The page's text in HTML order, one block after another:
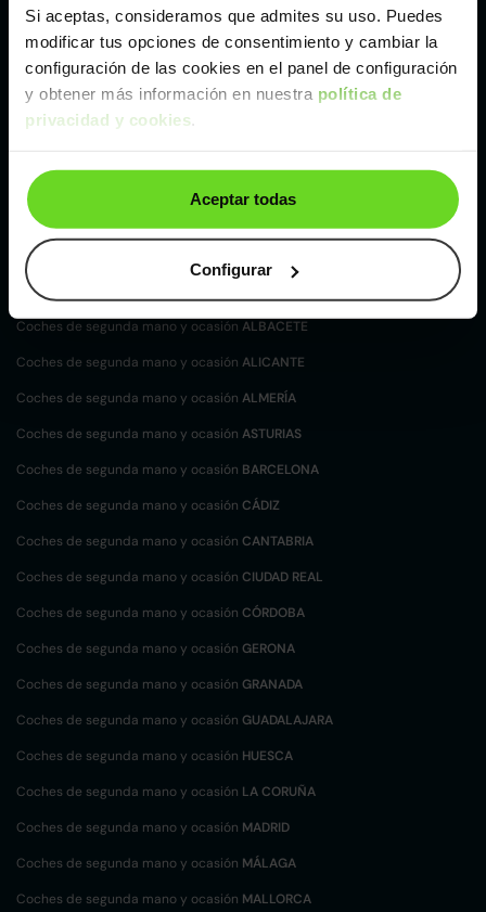
Si aceptas, consideramos que admites su uso. Puedes
modificar tus opciones de consentimiento y cambiar la
configuración de las cookies en el panel de configuración
y obtener más información en nuestra política de
privacidad y cookies.
Aceptar todas
Configurar
Valencia
Zaragoza
Ver BYD Seal U de segunda mano y ocasión
BYD Seal U de segunda mano y ocasión
Coches de segunda mano y ocasión por
localización
Coches de segunda mano y ocasión ALBACETE
Coches de segunda mano y ocasión ALICANTE
Coches de segunda mano y ocasión ALMERÍA
Coches de segunda mano y ocasión ASTURIAS
Coches de segunda mano y ocasión BARCELONA
Coches de segunda mano y ocasión CÁDIZ
Coches de segunda mano y ocasión CANTABRIA
Coches de segunda mano y ocasión CIUDAD REAL
Coches de segunda mano y ocasión CÓRDOBA
Coches de segunda mano y ocasión GERONA
Coches de segunda mano y ocasión GRANADA
Coches de segunda mano y ocasión GUADALAJARA
Coches de segunda mano y ocasión HUESCA
Coches de segunda mano y ocasión LA CORUÑA
Coches de segunda mano y ocasión MADRID
Coches de segunda mano y ocasión MÁLAGA
Coches de segunda mano y ocasión MALLORCA